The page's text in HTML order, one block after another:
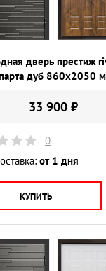
дверь престиж
дуб 860х2050
33 900 ₽
0
от 1 дня
КУПИТЬ